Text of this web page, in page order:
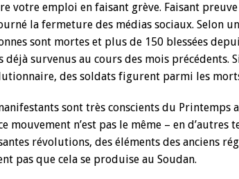
votre emploi en faisant grève. Faisant
la fermeture des médias sociaux. Selon
sont mortes et plus de 150 blessées
déjà survenus au cours des mois
des soldats figurent parmi les
sont très conscients du Printemps
mouvement n’est pas le même – en d’autres
révolutions, des éléments des anciens
pas que cela se produise au Soudan.